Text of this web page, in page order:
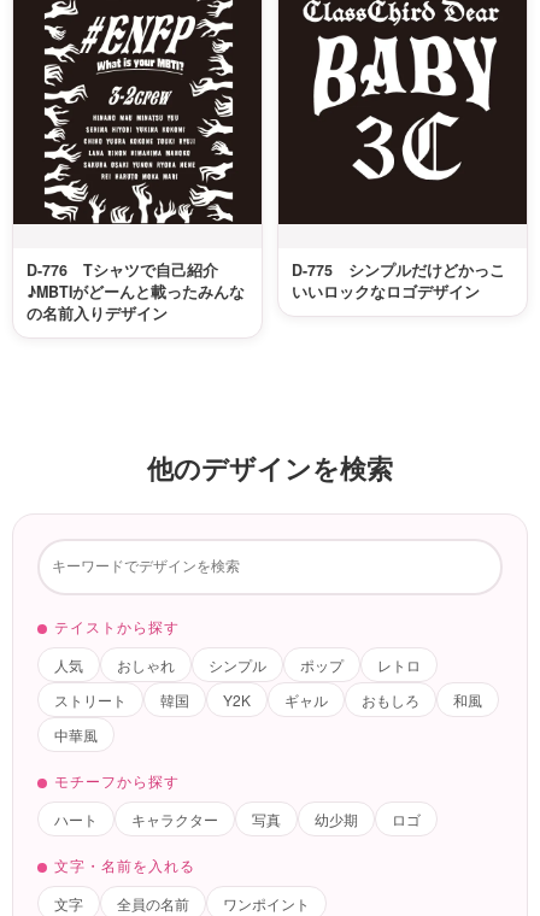
D-776 Tシャツで自己紹介
♪MBTIがどーんと載ったみんな
の名前入りデザイン
D-775 シンプルだけどかっこ
いいロックなロゴデザイン
他のデザインを検索
テイストから探す
人気
おしゃれ シンプル ポップ
レトロ
ストリート
韓国 Y2K ギャル おもしろ
和風
中華風
モチーフから探す
ハート
キャラクター 写真 幼少期 ロゴ
文字・名前を入れる
文字
全員の名前 ワンポイント